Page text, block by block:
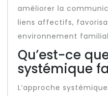
améliorer la
liens affectifs,
environnement
Qu’est-ce
systémique
L’approche